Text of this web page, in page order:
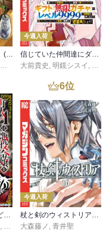
異世界居酒屋「のぶ」(22)
,転
今週入荷
信じていた仲間達にダンジョン奥地で殺されかけたがギフト『無限ガチャ』でレベル９９９９の仲間達を手に入れて元パーティーメンバーと世界に復讐＆『ざまぁ！』します！（２３）
大前貴史 , 明鏡シスイ , ｔ
Parum
6位
今週入荷
大森藤ノ 青井聖